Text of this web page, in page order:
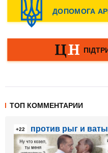
ТОП КОММЕНТАРИИ
+22 против рыг и ваты